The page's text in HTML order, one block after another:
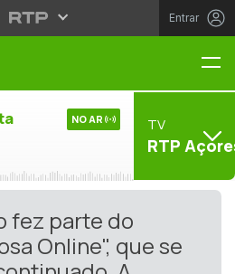
Entrar
NO AR TV
RTP
fez parte do
Online", que se